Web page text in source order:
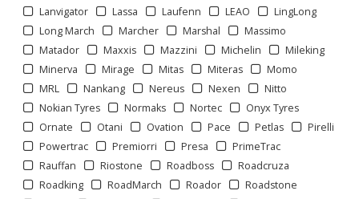
Lanvigator
Lassa Laufenn LEAO
LingLong
Long March
Marcher Marshal
Massimo
Matador
Maxxis Mazzini Michelin
Mileking
Minerva
Mirage Mitas Miteras
Momo
MRL
Nankang Nereus Nexen
Nitto
Nokian Tyres
Normaks Nortec
Onyx Tyres
Ornate
Otani Ovation Pace Petlas
Pirelli
Powertrac
Premiorri Presa
PrimeTrac
Rauffan
Riostone Roadboss
Roadcruza
Roadking
RoadMarch Roador
Roadstone
3 > >>